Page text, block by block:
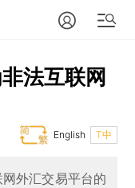
法互联网
T中
English
外汇交易平台的